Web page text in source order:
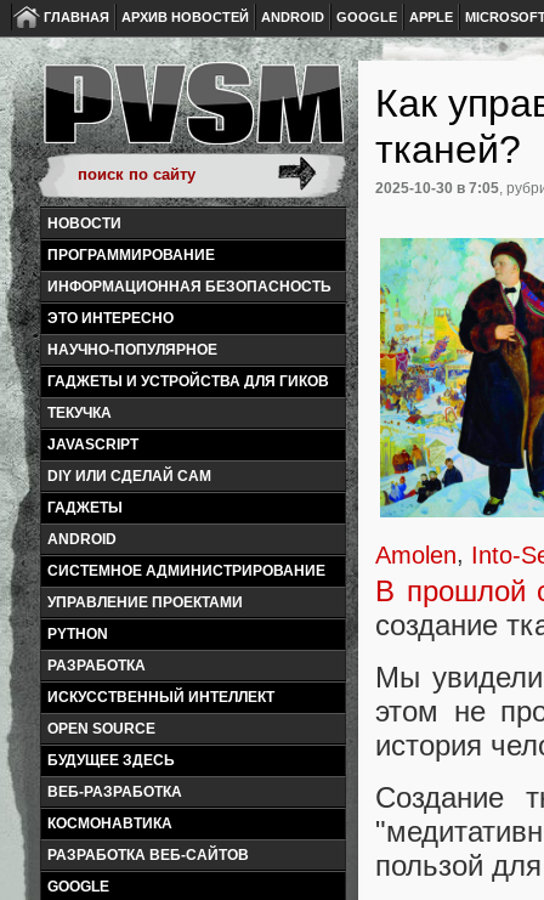
ГЛАВНАЯ АРХИВ НОВОСТЕЙ ANDROID GOOGLE APPLE
НОВОСТИ
ПРОГРАММИРОВАНИЕ
ИНФОРМАЦИОННАЯ БЕЗОПАСНОСТЬ
ЭТО ИНТЕРЕСНО
НАУЧНО-ПОПУЛЯРНОЕ
ГАДЖЕТЫ И УСТРОЙСТВА ДЛЯ ГИКОВ
ТЕКУЧКА
JAVASCRIPT
DIY ИЛИ СДЕЛАЙ САМ
ГАДЖЕТЫ
ANDROID
СИСТЕМНОЕ АДМИНИСТРИРОВАНИЕ
УПРАВЛЕНИЕ ПРОЕКТАМИ
PYTHON
РАЗРАБОТКА
ИСКУССТВЕННЫЙ ИНТЕЛЛЕКТ
OPEN SOURCE
БУДУЩЕЕ ЗДЕСЬ
ВЕБ-РАЗРАБОТКА
КОСМОНАВТИКА
РАЗРАБОТКА ВЕБ-САЙТОВ
GOOGLE
Как
тканей?
2025-10-30 в 7:05,
Amolen, Into-
В прошлой
создание
Мы
этом не
история
Создание
пользой